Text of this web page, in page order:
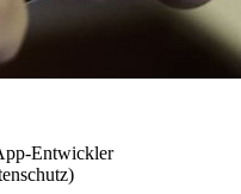
Entwickler